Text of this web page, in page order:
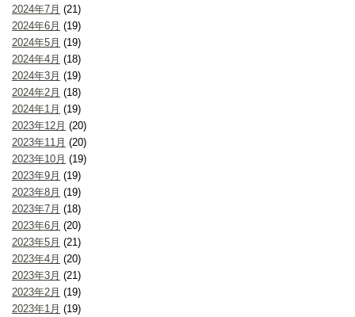
2024年7月 (21)
2024年6月 (19)
2024年5月 (19)
2024年4月 (18)
2024年3月 (19)
2024年2月 (18)
2024年1月 (19)
2023年12月 (20)
2023年11月 (20)
2023年10月 (19)
2023年9月 (19)
2023年8月 (19)
2023年7月 (18)
2023年6月 (20)
2023年5月 (21)
2023年4月 (20)
2023年3月 (21)
2023年2月 (19)
2023年1月 (19)